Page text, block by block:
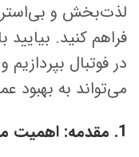
لذت‌بخش و
فراهم کنید.
در فوتبال
می‌تواند به بهبود
1. مقدمه: اهمیت مدیریت استرس در فوتبال